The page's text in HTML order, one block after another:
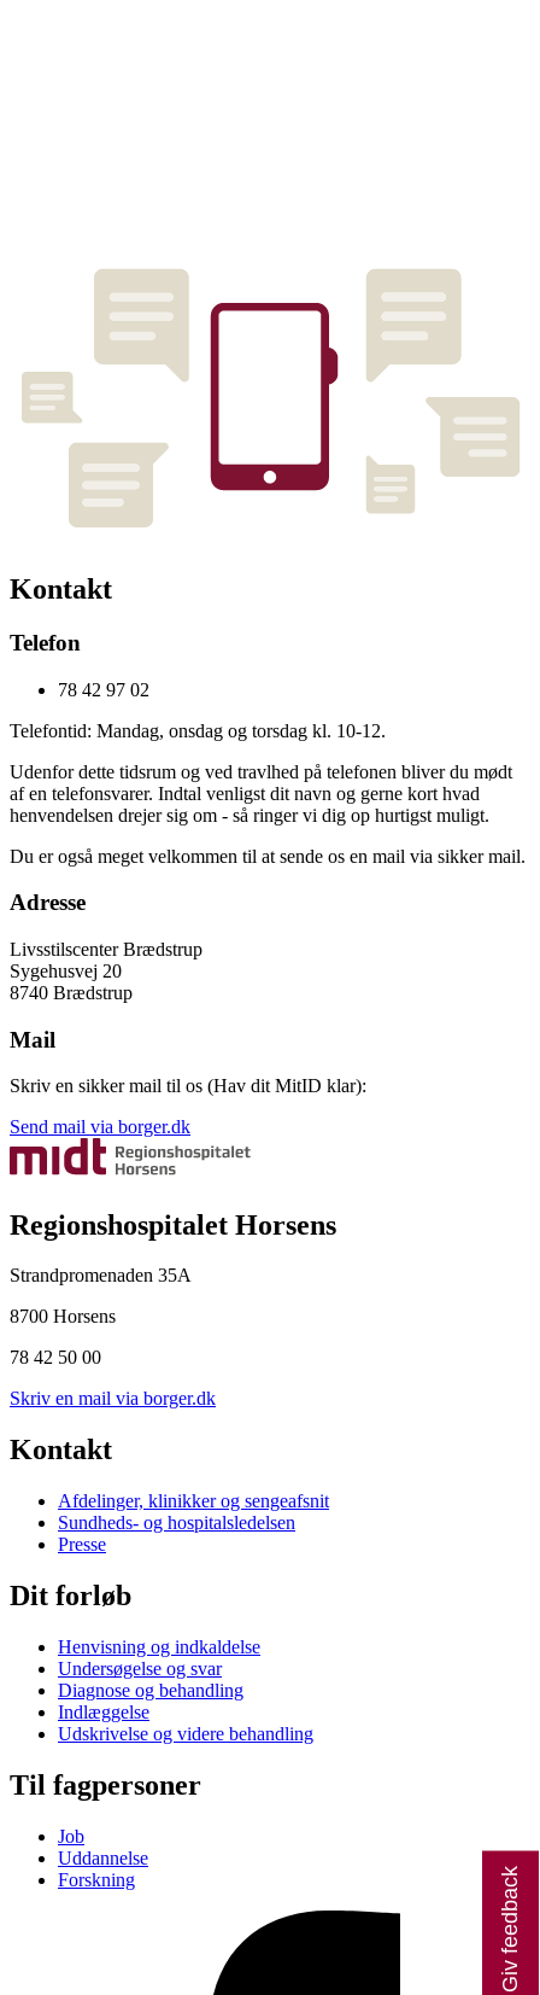
Kontakt
Telefon
78 42 97 02
Telefontid: Mandag, onsdag og torsdag kl. 10-12.
Udenfor dette tidsrum og ved travlhed på telefonen bliver du mødt
af en telefonsvarer. Indtal venligst dit navn og gerne kort hvad
henvendelsen drejer sig om - så ringer vi dig op hurtigst muligt.
Du er også meget velkommen til at sende os en mail via sikker mail.
Adresse
Livsstilscenter Brædstrup
Sygehusvej 20
8740 Brædstrup
Mail
Skriv en sikker mail til os (Hav dit MitID klar):
Send mail via borger.dk
Regionshospitalet Horsens
Strandpromenaden 35A
8700 Horsens
78 42 50 00
Skriv en mail via borger.dk
Kontakt
Afdelinger, klinikker og sengeafsnit
Sundheds- og hospitalsledelsen
Presse
Dit forløb
Henvisning og indkaldelse
Undersøgelse og svar
Diagnose og behandling
Indlæggelse
Udskrivelse og videre behandling
Til fagpersoner
Job
Uddannelse
Forskning
Giv feedback